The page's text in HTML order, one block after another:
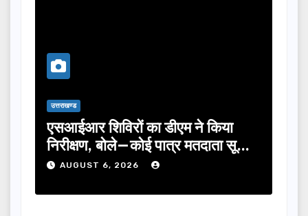
उत्तराखण्ड
एसआईआर शिविरों का डीएम ने किया
निरीक्षण, बोले—कोई पात्र मतदाता सूची
से न छूटे…
AUGUST 6, 2026